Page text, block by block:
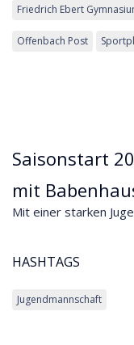
Friedrich Ebert
Offenbach Post
Saisonstart
mit
Mit einer starken
HASHTAGS
Jugendmannschaft